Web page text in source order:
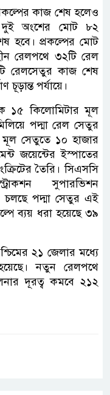
কাজ শেষ হলেও
দুই অংশের মোট ৮২
হবে। প্রকল্পের মোট
রেলপথে ৩২টি রেল
রেলসেতুর কাজ শেষ
চূড়ান্ত পর্যায়ে।
১৫ কিলোমিটার মূল
পদ্মা রেল সেতুর
মূল সেতুতে ১০ হাজার
জয়েন্টের ইস্পাতের
তৈরি। সিএসসি
সুপারভিশন
চলছে পদ্মা সেতুর এই
ব্যয় ধরা হয়েছে ৩৯
২১ জেলার মধ্যে
নতুন রেলপথে
দূরত্ব কমবে ২১২